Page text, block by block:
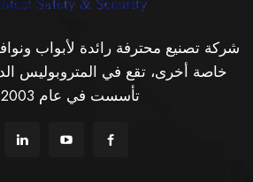
شركة تصنيع محترفة رائدة لأبواب
خاصة أخرى، تقع في المتروبوليس
تأسست في عام 2003.